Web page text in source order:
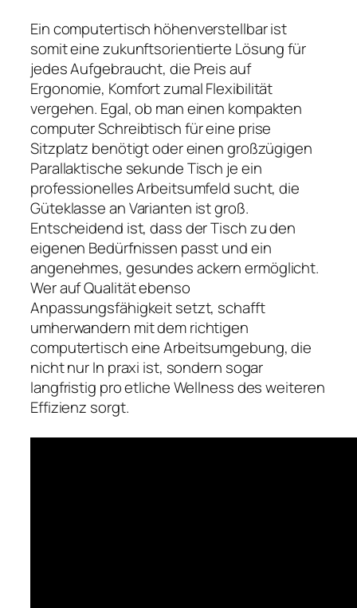
Ein computertisch höhenverstellbar ist
somit eine zukunftsorientierte Lösung für
jedes Aufgebraucht, die Preis auf
Ergonomie, Komfort zumal Flexibilität
vergehen. Egal, ob man einen kompakten
computer Schreibtisch für eine prise
Sitzplatz benötigt oder einen großzügigen
Parallaktische sekunde Tisch je ein
professionelles Arbeitsumfeld sucht, die
Güteklasse an Varianten ist groß.
Entscheidend ist, dass der Tisch zu den
eigenen Bedürfnissen passt und ein
angenehmes, gesundes ackern ermöglicht.
Wer auf Qualität ebenso
Anpassungsfähigkeit setzt, schafft
umherwandern mit dem richtigen
computertisch eine Arbeitsumgebung, die
nicht nur In praxi ist, sondern sogar
langfristig pro etliche Wellness des weiteren
Effizienz sorgt.